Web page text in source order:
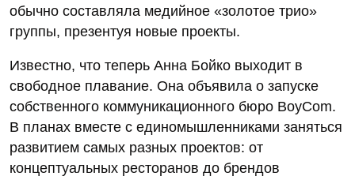
обычно составляла медийное «золотое трио»
группы, презентуя новые проекты.
Известно, что теперь Анна Бойко выходит в
свободное плавание. Она объявила о запуске
собственного коммуникационного бюро BoyCom.
В планах вместе с единомышленниками заняться
развитием самых разных проектов: от
концептуальных ресторанов до брендов